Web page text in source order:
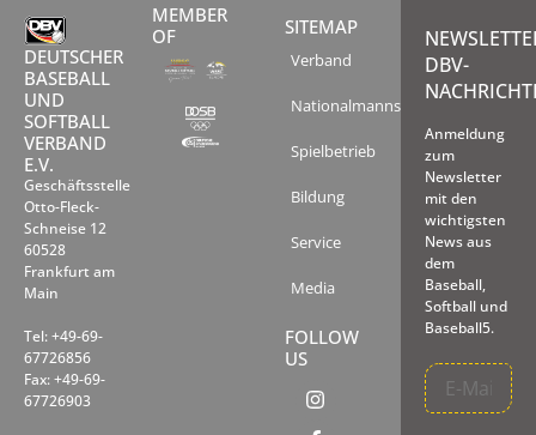
DEUTSCHER
BASEBALL
UND
SOFTBALL
VERBAND
E.V.
Geschäftsstelle
Otto-Fleck-
Schneise 12
60528
Frankfurt am
Main
Tel: +49-69-
67726856
Fax: +49-69-
67726903
MEMBER
OF
SITEMAP
Verband
Nationalmannschaften
Spielbetrieb
Bildung
Service
Media
FOLLOW
US
DBV-
Anmeldung
zum
Newsletter
mit den
wichtigsten
News aus
dem
Baseball,
Softball und
Baseball5.